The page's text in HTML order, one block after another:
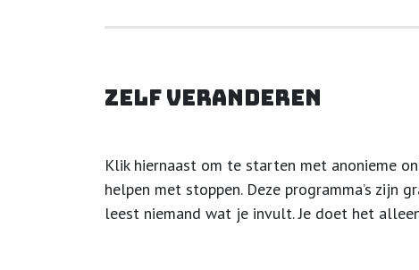
Zelf veranderen
Klik hiernaast om te starten met anonieme
helpen met stoppen. Deze programma’s zijn
leest niemand wat je invult. Je doet het